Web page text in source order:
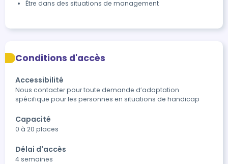
Être dans des situations de management
Conditions d'accès
Accessibilité
Nous contacter pour toute demande d’adaptation
spécifique pour les personnes en situations de handicap
Capacité
0 à 20 places
Délai d'accès
4 semaines